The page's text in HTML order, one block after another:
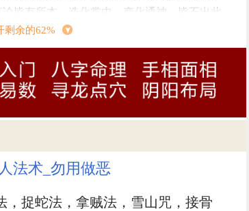
皆有所本，造化掌中，变化通神，皆不出此
丛书文字力求平浅雅正，论理则语不偏私，
，仔细寻绎，领悟真理，自不致误入歧途。
有以教之。
铃识於台中
剩余的62%
法术_勿用做恶
，捉蛇法，拿贼法，雪山咒，接骨